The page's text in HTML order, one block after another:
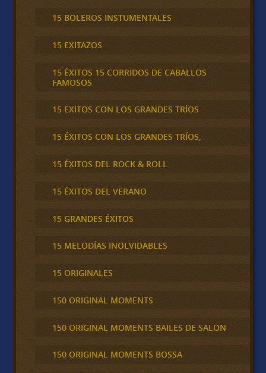
15 BOLEROS INSTUMENTALES
15 EXITAZOS
15 ÉXITOS 15 CORRIDOS DE CABALLOS
FAMOSOS
15 EXITOS CON LOS GRANDES TRÍOS
15 ÉXITOS CON LOS GRANDES TRÍOS,
15 ÉXITOS DEL ROCK & ROLL
15 ÉXITOS DEL VERANO
15 GRANDES ÉXITOS
15 MELODÍAS INOLVIDABLES
15 ORIGINALES
150 ORIGINAL MOMENTS
150 ORIGINAL MOMENTS BAILES DE SALON
150 ORIGINAL MOMENTS BOSSA